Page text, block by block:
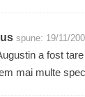
spune: 19/11/
a fost
mai multe